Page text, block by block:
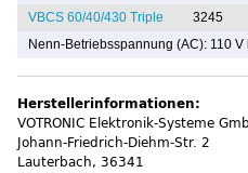
VBCS 60/40/430 Triple
3245
Nenn-Betriebsspannung (AC): 110
Herstellerinformationen:
VOTRONIC Elektronik-Systeme
Johann-Friedrich-Diehm-Str. 2
Lauterbach, 36341